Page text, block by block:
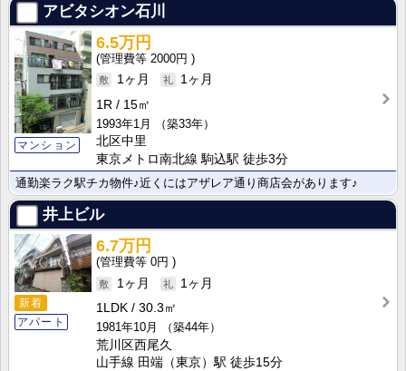
アビタシオン石川
マンション
6.5万円
2000円
1ヶ月
1ヶ月
1R
15㎡
1993年1月
（築33年）
北区中里
東京メトロ南北線 駒込駅 徒歩3分
通勤楽ラク駅チカ物件♪近くにはアザレア通り商店会があります♪
井上ビル
新着
アパート
6.7万円
0円
1ヶ月
1ヶ月
1LDK
30.3㎡
1981年10月
（築44年）
荒川区西尾久
山手線 田端（東京）駅 徒歩15分